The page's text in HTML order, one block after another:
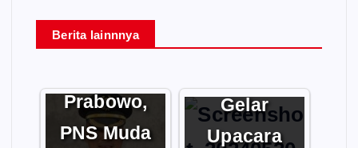
Berita lainnnya
Muhammad
Prabowo,
PNS Muda
Disdik
Gelar
Upacara